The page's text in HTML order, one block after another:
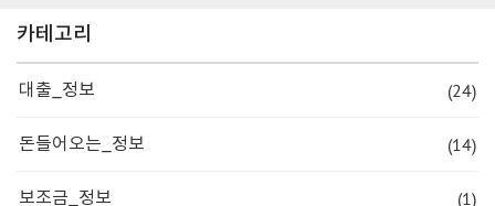
카테고리
대출_정보 (24)
돈들어오는_정보 (14)
보조금_정보 (1)